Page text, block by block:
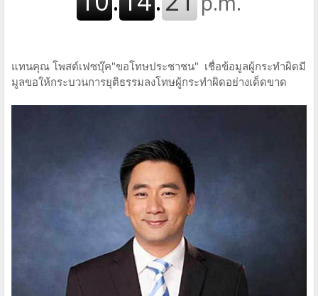
แทนคุณ​ โพสต์​เฟซบุ๊ค​"ขอโทษ​ประชาชน" เชื่อข้อมูล​ผู้กระทำผิด​มี
มูล​ขอให้กระบวนการ​ยุติธรรม​ลงโทษ​ผู้กระทำผิด​อย่างเด็ดขาด